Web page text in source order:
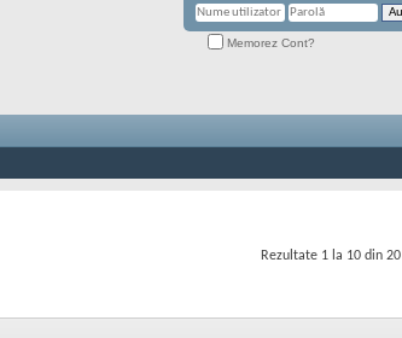
Memorez Cont?
Rezultate 1 la 10 din 20